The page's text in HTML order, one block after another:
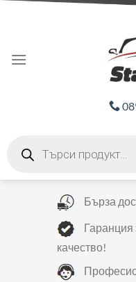
search
Бърза
Гаранция
качество!